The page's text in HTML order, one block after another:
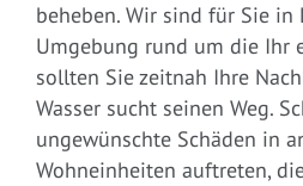
beheben. Wir sind für Sie in
Umgebung rund um die Ihr
sollten Sie zeitnah Ihre
Wasser sucht seinen Weg.
ungewünschte Schäden in
Wohneinheiten auftreten,